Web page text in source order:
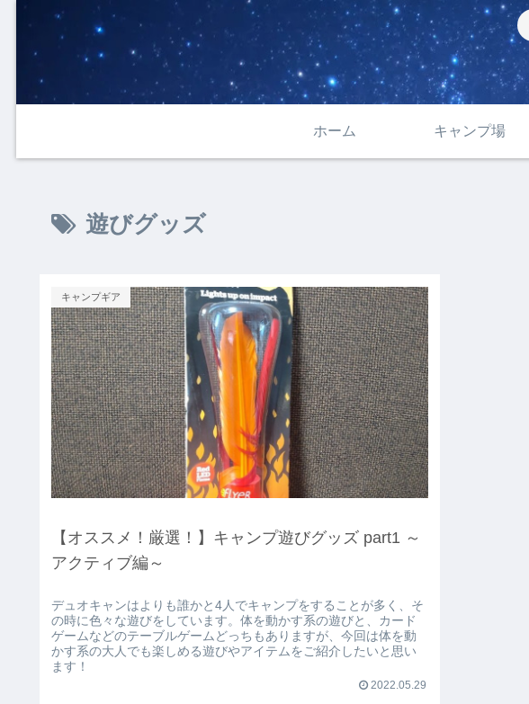
ホーム キャンプ場
遊びグッズ
キャンプギア
【オススメ！厳選！】キャンプ遊びグッズ part1 ～
アクティブ編～
デュオキャンはよりも誰かと4人でキャンプをすることが多く、そ
の時に色々な遊びをしています。体を動かす系の遊びと、カード
ゲームなどのテーブルゲームどっちもありますが、今回は体を動
かす系の大人でも楽しめる遊びやアイテムをご紹介したいと思い
ます！
2022.05.29